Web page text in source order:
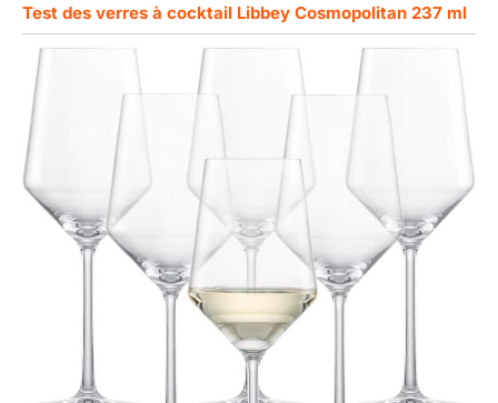
Test des verres à cocktail Libbey Cosmopolitan 237 ml